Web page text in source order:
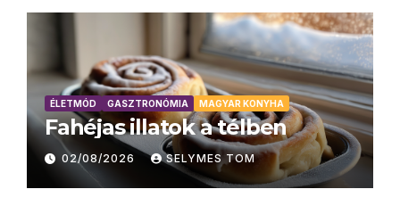
ÉLETMÓD GASZTRONÓMIA MAGYAR KONYHA
Fahéjas illatok a télben
02/08/2026 SELYMES TOM